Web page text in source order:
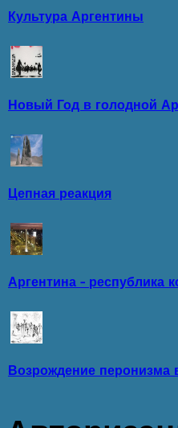
Культура Аргентины
Новый Год в голодной
Цепная реакция
Аргентина - республика
Возрождение перонизма